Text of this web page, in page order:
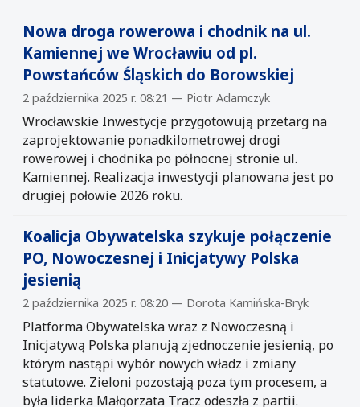
Nowa droga rowerowa i chodnik na ul.
Kamiennej we Wrocławiu od pl.
Powstańców Śląskich do Borowskiej
2 października 2025 r. 08:21 — Piotr Adamczyk
Wrocławskie Inwestycje przygotowują przetarg na
zaprojektowanie ponadkilometrowej drogi
rowerowej i chodnika po północnej stronie ul.
Kamiennej. Realizacja inwestycji planowana jest po
drugiej połowie 2026 roku.
Koalicja Obywatelska szykuje połączenie
PO, Nowoczesnej i Inicjatywy Polska
jesienią
2 października 2025 r. 08:20 — Dorota Kamińska-Bryk
Platforma Obywatelska wraz z Nowoczesną i
Inicjatywą Polska planują zjednoczenie jesienią, po
którym nastąpi wybór nowych władz i zmiany
statutowe. Zieloni pozostają poza tym procesem, a
była liderka Małgorzata Tracz odeszła z partii.